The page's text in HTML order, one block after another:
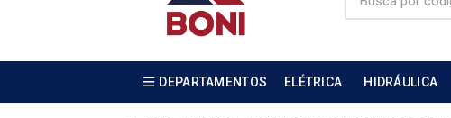
DEPARTAMENTOS ELÉTRICA HIDRÁULICA